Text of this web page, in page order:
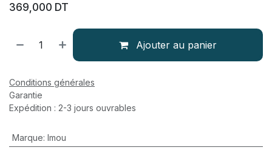
369,000 DT
Ajouter au panier
Conditions générales
Garantie
Expédition : 2-3 jours ouvrables
Marque: Imou